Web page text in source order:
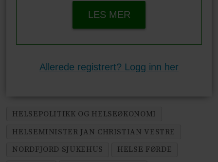
LES MER
Allerede registrert? Logg inn her
HELSEPOLITIKK OG HELSEØKONOMI
HELSEMINISTER JAN CHRISTIAN VESTRE
NORDFJORD SJUKEHUS
HELSE FØRDE